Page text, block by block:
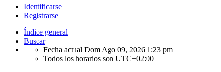
Identificarse
Registrarse
Índice general
Buscar
Fecha actual Dom Ago 09, 2026 1:23 pm
Todos los horarios son UTC+02:00